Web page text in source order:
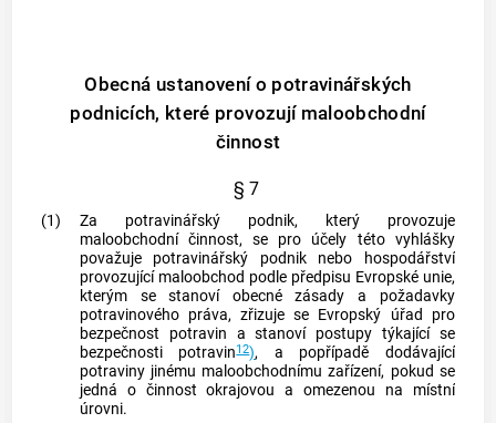
Obecná ustanovení o potravinářských
podnicích, které provozují maloobchodní
činnost
§ 7
(1)
Za potravinářský podnik, který provozuje
maloobchodní činnost, se pro účely této vyhlášky
považuje potravinářský podnik nebo
hospodářství
provozující maloobchod podle předpisu Evropské unie,
kterým se stanoví obecné zásady a požadavky
potravinového práva, zřizuje se Evropský úřad pro
bezpečnost potravin a stanoví postupy týkající se
bezpečnosti potravin12), a popřípadě dodávající
potraviny jinému maloobchodnímu zařízení, pokud se
jedná o činnost okrajovou a omezenou na místní
úrovni.